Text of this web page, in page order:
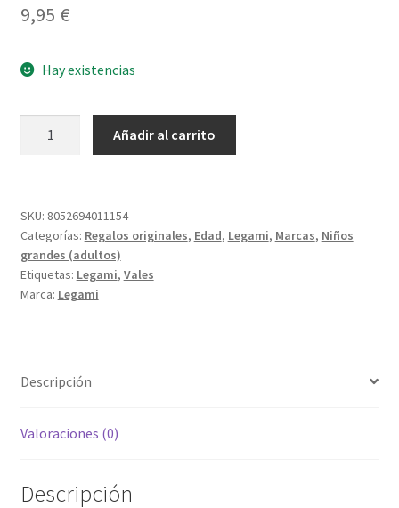
9,95 €
Hay existencias
Papás
cantidad
Añadir al carrito
SKU: 8052694011154
Categorías: Regalos originales, Edad, Legami, Marcas, Niños
grandes (adultos)
Etiquetas: Legami, Vales
Marca: Legami
Descripción
Valoraciones (0)
Descripción